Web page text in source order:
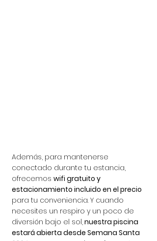
Además, para mantenerse
conectado durante tu estancia,
ofrecemos wifi gratuito y
estacionamiento incluido en el precio
para tu conveniencia. Y cuando
necesites un respiro y un poco de
diversión bajo el sol, nuestra piscina
estará abierta desde Semana Santa